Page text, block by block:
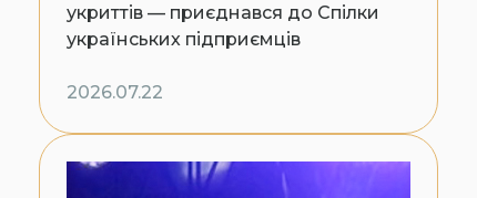
укриттів — приєднався до Спілки
українських підприємців
2026.07.22